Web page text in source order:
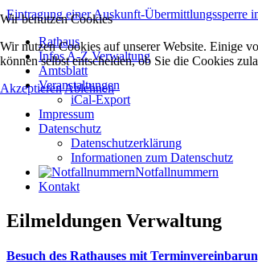
Eintragung einer Auskunft-Übermittlungssperre
Rathaus
Infos A-Z Verwaltung
Amtsblatt
Veranstaltungen
iCal-Export
Impressum
Datenschutz
Datenschutzerklärung
Informationen zum Datenschutz
Notfallnummern
Kontakt
Eilmeldungen Verwaltung
Besuch des Rathauses mit
Wir benutzen Cookies
Wir nutzen Cookies auf unserer Website. Einige
können selbst entscheiden, ob Sie die Cookies
AkzeptierenAblehnen